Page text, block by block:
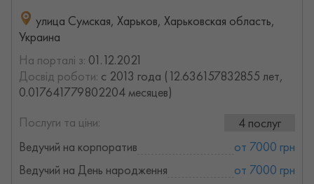
улица Сумская, Харьков, Харьковская область,
Украина
На порталі з: 01.12.2021
Досвід роботи: с 2013 года (12.636157832855 лет,
0.017641779802204 месяцев)
Послуги та ціни:
4 послуг
Ведучий на корпоратив
от 7000 грн
Ведучий на День народження
от 7000 грн